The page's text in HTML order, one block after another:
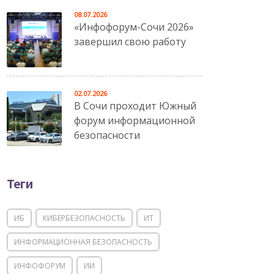
«Инфофорум-Сочи 2026»
завершил свою работу
08.07.2026
В Сочи проходит Южный
форум информационной
безопасности
02.07.2026
Теги
ИБ КИБЕРБЕЗОПАСНОСТЬ ИТ
ИНФОРМАЦИОННАЯ БЕЗОПАСНОСТЬ
ИНФОФОРУМ ИИ